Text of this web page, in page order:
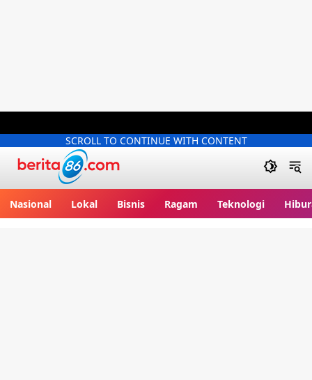
SCROLL TO CONTINUE WITH CONTENT
Nasional Lokal Bisnis Ragam Teknologi